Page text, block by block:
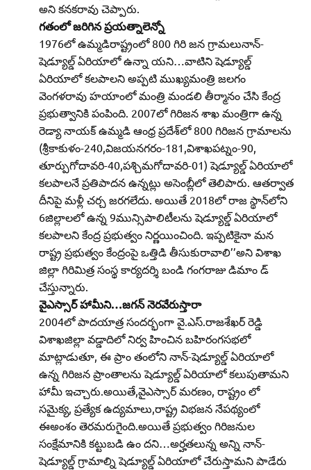
అని కనకరావు చెప్పారు.
గతంలో జరిగిన ప్రయత్నాలెన్నో
1976లో ఉమ్మడిరాష్ట్రంలో 800 గిరి జన గ్రామలునాన్‌-
షెడ్యూల్డ్‌ ఏరియాలో ఉన్నా యని…వాటిని షెడ్యూల్డ్‌
ఏరియాలో కలపాలని అప్పటి ముఖ్యమంత్రి జలగం
వెంగళరావు హయాంలో మంత్రి మండలి తీర్మానం చేసి కేంద్ర
ప్రభుత్వానికి పంపింది. 2007లో గిరిజన శాఖ మంత్రిగా ఉన్న
రెడ్యా నాయక్‌ ఉమ్మడి ఆంధ్ర ప్రదేశ్‌లో 800 గిరిజన గ్రామాలను
(శ్రీకాకుళం-240,విజయనగరం-181,విశాఖపట్నం-90,
తూర్పుగోదావరి-40,పశ్చిమగోదావరి-01) షెడ్యూల్డ్‌ ఏరియాలో
కలపాలనే ప్రతిపాదన ఉన్నట్లు అసెంబ్లీలో తెలిపారు. ఆతర్వాత
దీనిపై మళ్లీ చర్చ జరగలేదు. అయితే 2018లో రాజ స్థాన్‌లోని
6జిల్లాలలో ఉన్న 9మున్సిపాలిటీలను షెడ్యూల్డ్‌ ఏరియాలో
కలపాలని కేంద్ర ప్రభుత్వం నిర్ణయించింది. ఇప్పటికైనా మన
రాష్ట్ర ప్రభుత్వం కేంద్రంపై ఒత్తిడి తీసుకురావాలి’’అని విశాఖ
జిల్లా గిరిమిత్ర సంస్థ కార్యదర్శి బండి గంగరాజు డిమాం డ్‌
చేస్తున్నారు.
వైఎస్సార్‌ హామీని…జగన్‌ నెరవేరుస్తారా
2004లో పాదయాత్ర సందర్భంగా వై.ఎస్‌.రాజశేఖర్‌ రెడ్డి
విశాఖజిల్లా వడ్డాదిలో నిర్వ హించిన బహిరంగసభలో
మాట్లాడుతూ, ఈ ప్రాం తంలోని నాన్‌-షెడ్యూల్డ్‌ ఏరియాలో
ఉన్న గిరిజన ప్రాంతాలను షెడ్యూల్డ్‌ ఏరియాలో కలుపుతామని
హామీ ఇచ్చారు.అయితే,వైఎస్సార్‌ మరణం, రాష్ట్రం లో
సమైక్య, ప్రత్యేక ఉద్యమాలు,రాష్ట్ర విభజన నేపథ్యంలో
ఈఅంశం తెరమరుగైంది.అయితే ప్రభుత్వం గిరిజనుల
సంక్షేమానికి కట్టుబడి ఉం దని…అర్హతలున్న అన్ని నాన్‌-
షెడ్యూల్డ్‌ గ్రామాల్ని షెడ్యూల్డ్‌ ఏరియాలో చేరుస్తామని పాడేరు